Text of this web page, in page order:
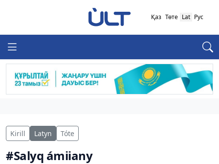
Қаз Төте Lat Рус
Kirill Latyn Tóte
#Salyq ámiiany